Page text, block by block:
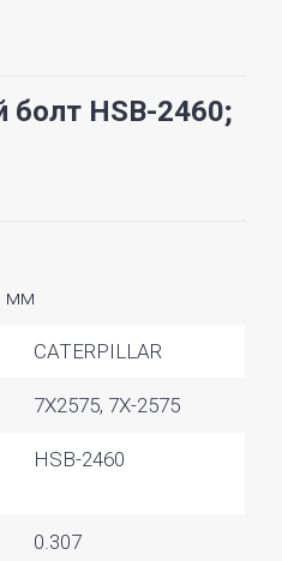
HSB-2460;
мм
CATERPILLAR
7X2575, 7X-2575
HSB-2460
0.307